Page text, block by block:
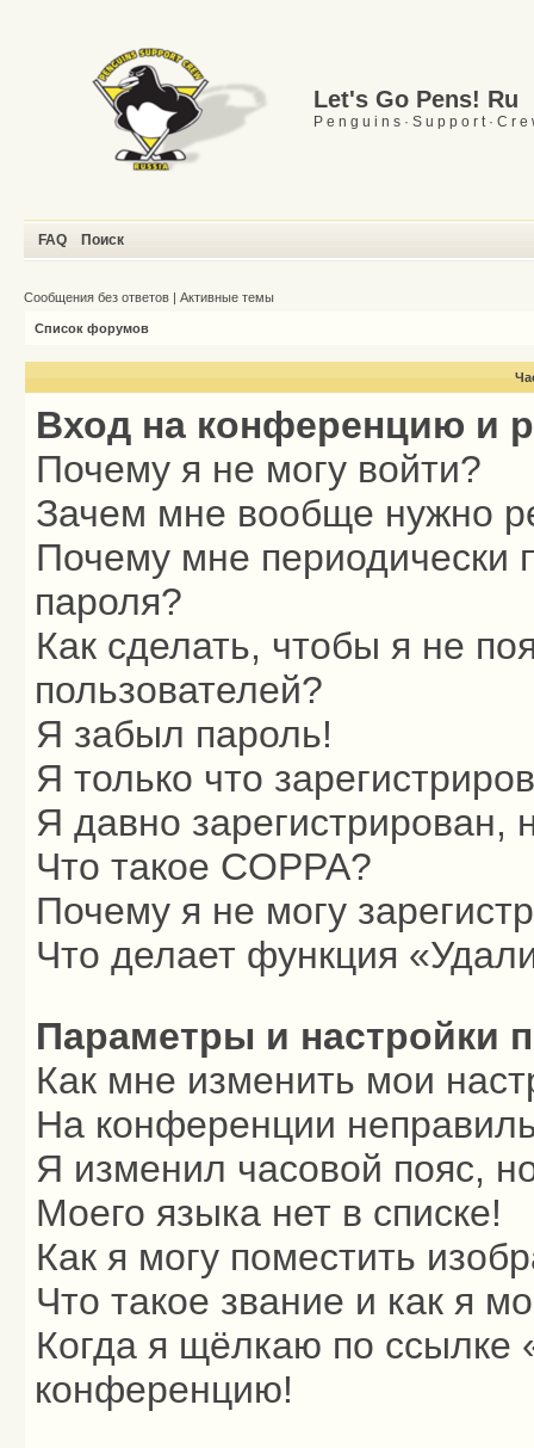
Let's Go Pens! Ru
P e n g u i n s · S u p p o r t · C r e
FAQ Поиск
Сообщения без ответов | Активные темы
Список форумов
Вход на конференцию и
Почему я не могу войти?
Зачем мне вообще нужно
Почему мне периодически
пароля?
Как сделать, чтобы я не
пользователей?
Я забыл пароль!
Я только что
Я давно зарегистрирован,
Что такое COPPA?
Почему я не могу
Что делает функция
Параметры и настройки
Как мне изменить мои
На конференции
Я изменил часовой пояс,
Моего языка нет в списке!
Как я могу поместить
Что такое звание и как я
Когда я щёлкаю по ссылке
конференцию!